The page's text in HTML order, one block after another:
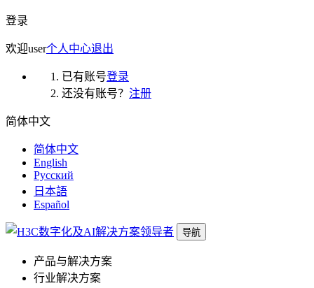
登录
欢迎user个人中心退出
已有账号登录
还没有账号？ 注册
简体中文
简体中文
English
Русский
日本語
Español
导航
产品与解决方案
行业解决方案